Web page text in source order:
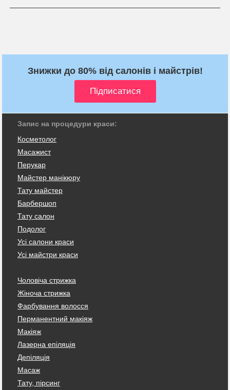
Знижки до 80% від салонів і майстрів!
Запис на процедури краси:
Косметолог
Масажист
Перукар
Майстер манікюру
Тату майстер
Барбершоп
Тату салон
Подолог
Усі салони краси
Усі майстри краси
Чоловіча стрижка
Жіноча стрижка
Фарбування волосся
Перманентний макіяж
Макіяж
Лазерна епіляція
Депіляція
Масаж
Тату, пірсинг